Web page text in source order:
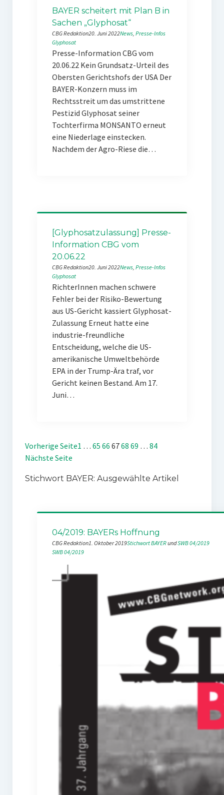
BAYER scheitert mit Plan B in
Sachen „Glyphosat“
CBG Redaktion20. Juni 2022News, Presse-Infos
Glyphosat
Presse-Information CBG vom
20.06.22 Kein Grundsatz-Urteil des
Obersten Gerichtshofs der USA Der
BAYER-Konzern muss im
Rechtsstreit um das umstrittene
Pestizid Glyphosat seiner
Tochterfirma MONSANTO erneut
eine Niederlage einstecken.
Nachdem der Agro-Riese die…
[Glyphosatzulassung] Presse-
Information CBG vom
20.06.22
CBG Redaktion20. Juni 2022News, Presse-Infos
Glyphosat
RichterInnen machen schwere
Fehler bei der Risiko-Bewertung
aus US-Gericht kassiert Glyphosat-
Zulassung Erneut hatte eine
industrie-freundliche
Entscheidung, welche die US-
amerikanische Umweltbehörde
EPA in der Trump-Ära traf, vor
Gericht keinen Bestand. Am 17.
Juni…
Vorherige Seite1 … 65 66 6768 69 … 84
Nächste Seite
Stichwort BAYER: Ausgewählte Artikel
04/2019: BAYERs Hoffnung
CBG Redaktion1. Oktober 2019Stichwort BAYER und SWB 04/2019
SWB 04/2019